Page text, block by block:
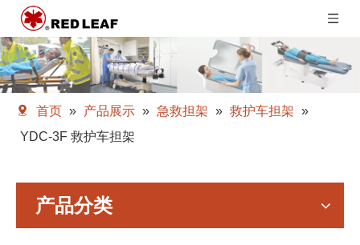
首页 » 产品展示 » 急救担架 » 救护车担架 »
YDC-3F 救护车担架
产品分类